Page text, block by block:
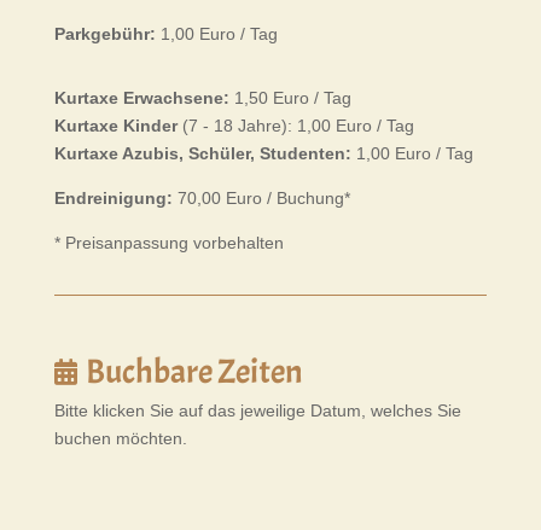
Parkgebühr: 1,00 Euro / Tag
Kurtaxe Erwachsene: 1,50 Euro / Tag
Kurtaxe Kinder(7 - 18 Jahre): 1,00 Euro / Tag
Kurtaxe Azubis, Schüler, Studenten: 1,00 Euro / Tag
Endreinigung: 70,00 Euro / Buchung*
* Preisanpassung vorbehalten
Buchbare Zeiten
Bitte klicken Sie auf das jeweilige Datum, welches Sie
buchen möchten.